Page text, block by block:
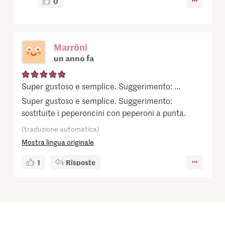
Marröni
un anno fa
Super gustoso e semplice. Suggerimento: ...
Super gustoso e semplice. Suggerimento:
sostituite i peperoncini con peperoni a punta.
(traduzione automatica)
Mostra lingua originale
1 Risposte